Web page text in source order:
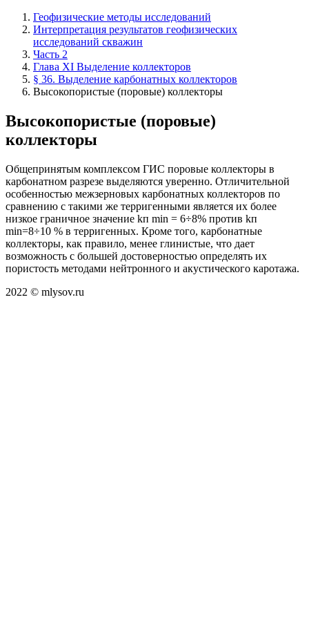
Геофизические методы исследований
Интерпретация результатов геофизических
исследований скважин
Часть 2
Глава XI Выделение коллекторов
§ 36. Выделение карбонатных коллекторов
Высокопористые (поровые) коллекторы
Высокопористые (поровые)
коллекторы
Общепринятым комплексом ГИС поровые коллекторы в
карбонатном разрезе выделяются уверенно. Отличительной
особенностью межзерновых карбонатных коллекторов по
сравнению с такими же терригенными является их более
низкое граничное значение kп min = 6÷8% против kп
min=8÷10 % в терригенных. Кроме того, карбонатные
коллекторы, как правило, менее глинистые, что дает
возможность с большей достоверностью определять их
пористость методами нейтронного и акустического каротажа.
2022 © mlysov.ru